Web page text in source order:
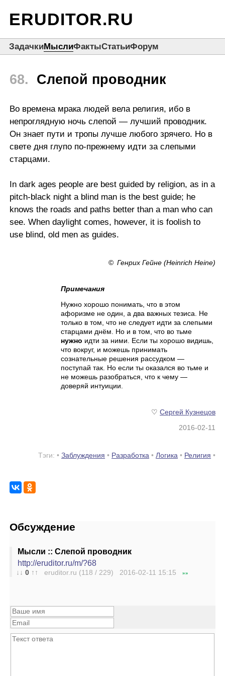
ERUDITOR.RU
ЗадачкиМыслиФактыСтатьиФорум
68. Слепой проводник
Во времена мрака людей вела религия, ибо в
непроглядную ночь слепой — лучший проводник.
Он знает пути и тропы лучше любого зрячего. Но в
свете дня глупо по-прежнему идти за слепыми
старцами.
In dark ages people are best guided by religion, as in a
pitch-black night a blind man is the best guide; he
knows the roads and paths better than a man who can
see. When daylight comes, however, it is foolish to
use blind, old men as guides.
© Генрих Гейне (Heinrich Heine)
Примечания
Нужно хорошо понимать, что в этом
афоризме не один, а два важных тезиса. Не
только в том, что не следует идти за слепыми
старцами днём. Но и в том, что во тьме
нужно идти за ними. Если ты хорошо видишь,
что вокруг, и можешь принимать
сознательные решения рассудком —
поступай так. Но если ты оказался во тьме и
не можешь разобраться, что к чему —
доверяй интуиции.
♡ Сергей Кузнецов
2016-02-11
Тэги: •Заблуждения • Разработка • Логика • Религия •
Обсуждение
Мысли :: Слепой проводник
http://eruditor.ru/m/?68
↓↓ 0 ↑↑ eruditor.ru (118 / 229) 2016-02-11 15:15 »»